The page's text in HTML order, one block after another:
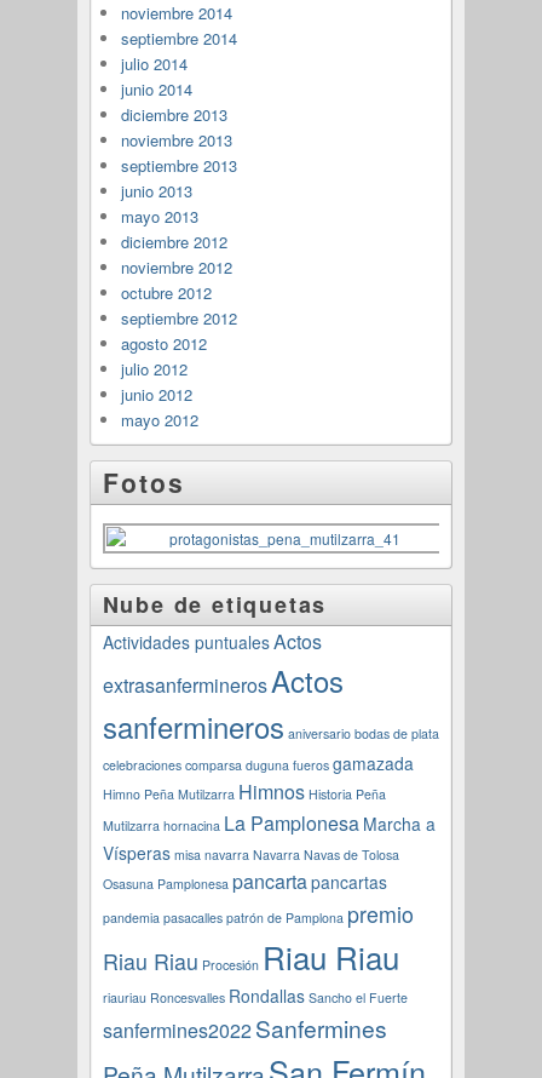
noviembre 2014
septiembre 2014
julio 2014
junio 2014
diciembre 2013
noviembre 2013
septiembre 2013
junio 2013
mayo 2013
diciembre 2012
noviembre 2012
octubre 2012
septiembre 2012
agosto 2012
julio 2012
junio 2012
mayo 2012
Fotos
Nube de etiquetas
Actividades puntualesActos
extrasanferminerosActos
sanfermineros aniversario bodas de plata
celebraciones comparsa duguna fueros gamazada
Himno Peña Mutilzarra Himnos Historia Peña
Mutilzarra hornacina La Pamplonesa Marcha a
Vísperas misa navarra Navarra Navas de Tolosa
Osasuna Pamplonesa pancartapancartas
pandemia pasacalles patrón de Pamplona premio
Riau Riau Procesión Riau Riau
riauriau Roncesvalles Rondallas Sancho el Fuerte
sanfermines2022Sanfermines